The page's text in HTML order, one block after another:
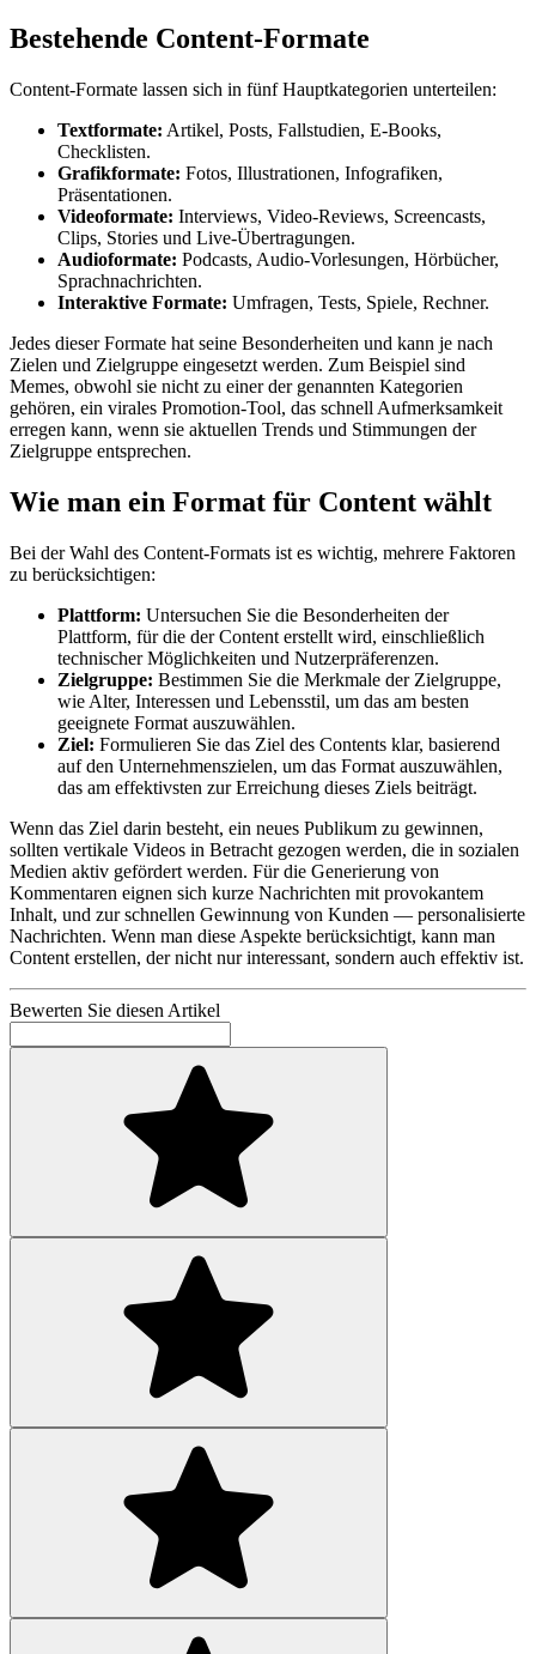
Bestehende Content-Formate
Content-Formate lassen sich in fünf Hauptkategorien unterteilen:
Textformate: Artikel, Posts, Fallstudien, E-Books,
Checklisten.
Grafikformate: Fotos, Illustrationen, Infografiken,
Präsentationen.
Videoformate: Interviews, Video-Reviews, Screencasts,
Clips, Stories und Live-Übertragungen.
Audioformate: Podcasts, Audio-Vorlesungen, Hörbücher,
Sprachnachrichten.
Interaktive Formate: Umfragen, Tests, Spiele, Rechner.
Jedes dieser Formate hat seine Besonderheiten und kann je nach
Zielen und Zielgruppe eingesetzt werden. Zum Beispiel sind
Memes, obwohl sie nicht zu einer der genannten Kategorien
gehören, ein virales Promotion-Tool, das schnell Aufmerksamkeit
erregen kann, wenn sie aktuellen Trends und Stimmungen der
Zielgruppe entsprechen.
Wie man ein Format für Content wählt
Bei der Wahl des Content-Formats ist es wichtig, mehrere Faktoren
zu berücksichtigen:
Plattform: Untersuchen Sie die Besonderheiten der
Plattform, für die der Content erstellt wird, einschließlich
technischer Möglichkeiten und Nutzerpräferenzen.
Zielgruppe: Bestimmen Sie die Merkmale der Zielgruppe,
wie Alter, Interessen und Lebensstil, um das am besten
geeignete Format auszuwählen.
Ziel: Formulieren Sie das Ziel des Contents klar, basierend
auf den Unternehmenszielen, um das Format auszuwählen,
das am effektivsten zur Erreichung dieses Ziels beiträgt.
Wenn das Ziel darin besteht, ein neues Publikum zu gewinnen,
sollten vertikale Videos in Betracht gezogen werden, die in sozialen
Medien aktiv gefördert werden. Für die Generierung von
Kommentaren eignen sich kurze Nachrichten mit provokantem
Inhalt, und zur schnellen Gewinnung von Kunden — personalisierte
Nachrichten. Wenn man diese Aspekte berücksichtigt, kann man
Content erstellen, der nicht nur interessant, sondern auch effektiv ist.
Bewerten Sie diesen Artikel